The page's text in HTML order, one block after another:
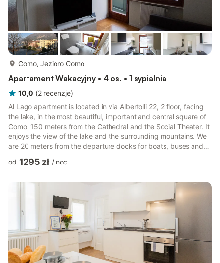
Como, Jezioro Como
Apartament Wakacyjny • 4 os. • 1 sypialnia
10,0 (2 recenzje)
Al Lago apartment is located in via Albertolli 22, 2 floor, facing
the lake, in the most beautiful, important and central square of
Como, 150 meters from the Cathedral and the Social Theater. It
enjoys the view of the lake and the surrounding mountains. We
are 20 meters from the departure docks for boats, buses and
with us will be a unique experience. The apartment has a
living / study area with large table, sitting area with large flat-
screen satellite TV, bedroom w...
od 1295 zł / noc